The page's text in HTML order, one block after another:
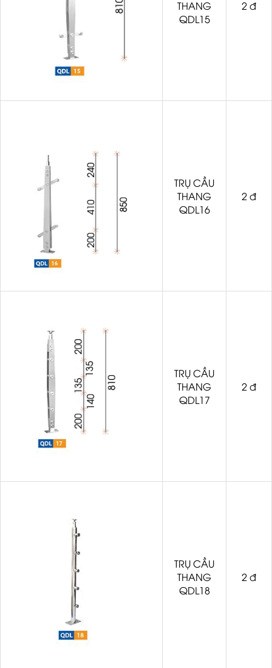
THANG
QDL15
2 đ
TRỤ CẦU
THANG
QDL16
2 đ
TRỤ CẦU
THANG
QDL17
2 đ
TRỤ CẦU
THANG
QDL18
2 đ